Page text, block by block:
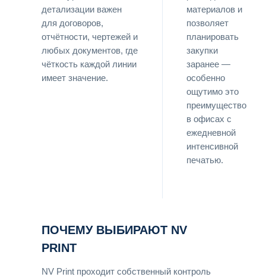
детализации важен
для договоров,
отчётности, чертежей и
любых документов, где
чёткость каждой линии
имеет значение.
материалов и
позволяет
планировать
закупки
заранее —
особенно
ощутимо это
преимущество
в офисах с
ежедневной
интенсивной
печатью.
ПОЧЕМУ ВЫБИРАЮТ NV
PRINT
NV Print проходит собственный контроль